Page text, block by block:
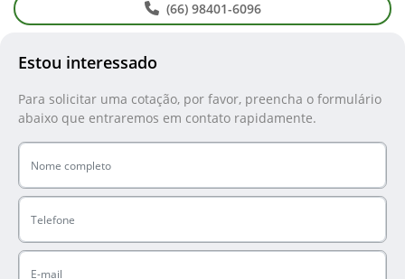
Estou interessado
Para solicitar uma cotação, por favor, preencha o formulário
abaixo que entraremos em contato rapidamente.
(66) 98401-6096